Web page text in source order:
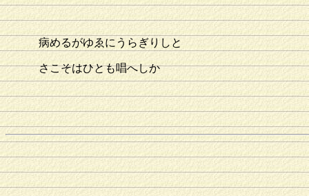
病めるがゆゑにうらぎりしと
さこそはひとも唱へしか